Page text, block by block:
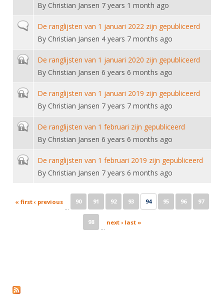
By Christian Jansen 7 years 1 month ago
Normal topicDe ranglijsten van 1 januari 2022 zijn gepubliceerd
By Christian Jansen 4 years 7 months ago
Closed topicDe ranglijsten van 1 januari 2020 zijn gepubliceerd
By Christian Jansen 6 years 6 months ago
Closed topicDe ranglijsten van 1 januari 2019 zijn gepubliceerd
By Christian Jansen 7 years 7 months ago
Closed topicDe ranglijsten van 1 februari zijn gepubliceerd
By Christian Jansen 6 years 6 months ago
Closed topicDe ranglijsten van 1 februari 2019 zijn gepubliceerd
By Christian Jansen 7 years 6 months ago
Pages
« first ‹ previous
…
90 91 92 93 94 95 96 97
98
…
next › last »